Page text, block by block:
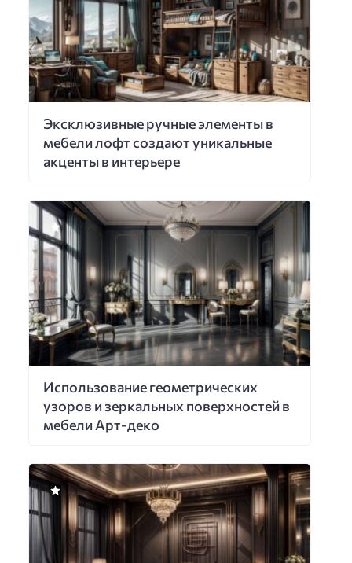
Эксклюзивные ручные элементы в
мебели лофт создают уникальные
акценты в интерьере
Использование геометрических
узоров и зеркальных поверхностей в
мебели Арт-деко